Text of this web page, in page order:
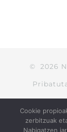
© 2026
Cookie
zerbitzuak
Nabigatzen